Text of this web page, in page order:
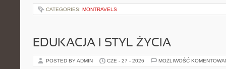
CATEGORIES: MONTRAVELS
EDUKACJA I STYL ŻYCIA
POSTED BY ADMIN CZE - 27 - 2026 MOŻLIWOŚĆ